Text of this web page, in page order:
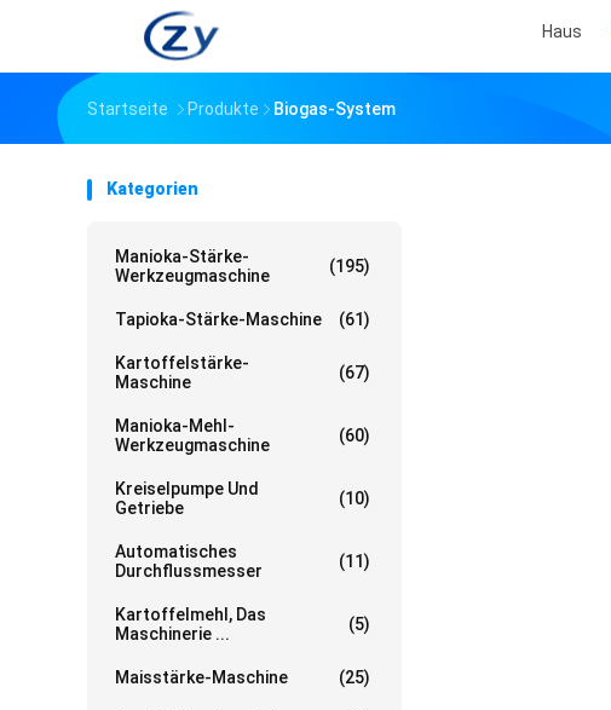
Haus
Startseite Produkte Biogas-System
Kategorien
Manioka-Stärke-
Werkzeugmaschine
(195)
Tapioka-Stärke-Maschine (61)
Kartoffelstärke-
Maschine
(67)
Manioka-Mehl-
Werkzeugmaschine
(60)
Kreiselpumpe Und
Getriebe
(10)
Automatisches
Durchflussmesser
(11)
Kartoffelmehl, Das
Maschinerie ...
(5)
Maisstärke-Maschine (25)